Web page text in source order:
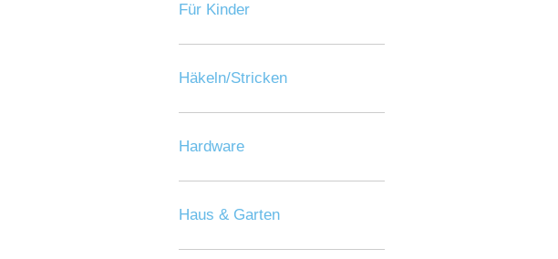
Für Kinder
Häkeln/Stricken
Hardware
Haus & Garten